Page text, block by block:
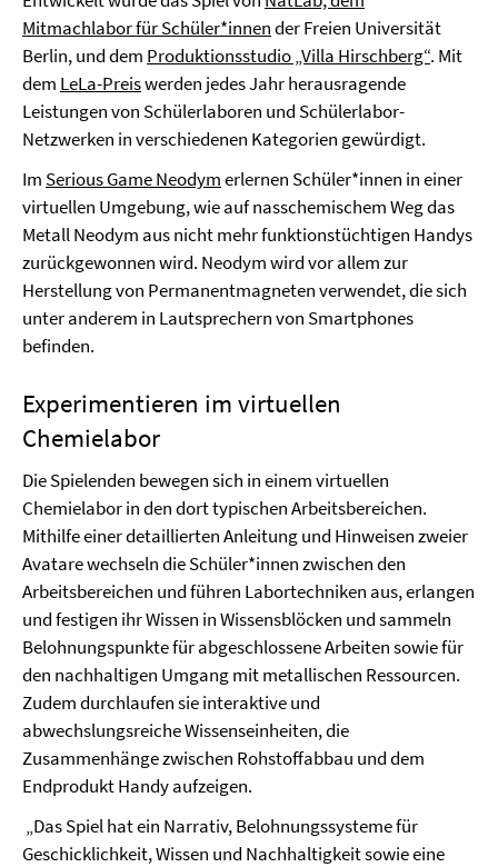
Mitmachlabor für Schüler*innender Freien Universität
Berlin, und dem Produktionsstudio „Villa Hirschberg“. Mit
dem LeLa-Preiswerden jedes Jahr herausragende
Leistungen von Schülerlaboren und Schülerlabor-
Netzwerken in verschiedenen Kategorien gewürdigt.
Im Serious Game Neodymerlernen Schüler*innen in einer
virtuellen Umgebung, wie auf nasschemischem Weg das
Metall Neodym aus nicht mehr funktionstüchtigen Handys
zurückgewonnen wird. Neodym wird vor allem zur
Herstellung von Permanentmagneten verwendet, die sich
unter anderem in Lautsprechern von Smartphones
befinden.
Experimentieren im virtuellen
Chemielabor
Die Spielenden bewegen sich in einem virtuellen
Chemielabor in den dort typischen Arbeitsbereichen.
Mithilfe einer detaillierten Anleitung und Hinweisen zweier
Avatare wechseln die Schüler*innen zwischen den
Arbeitsbereichen und führen Labortechniken aus, erlangen
und festigen ihr Wissen in Wissensblöcken und sammeln
Belohnungspunkte für abgeschlossene Arbeiten sowie für
den nachhaltigen Umgang mit metallischen Ressourcen.
Zudem durchlaufen sie interaktive und
abwechslungsreiche Wissenseinheiten, die
Zusammenhänge zwischen Rohstoffabbau und dem
Endprodukt Handy aufzeigen.
„Das Spiel hat ein Narrativ, Belohnungssysteme für
Geschicklichkeit, Wissen und Nachhaltigkeit sowie eine